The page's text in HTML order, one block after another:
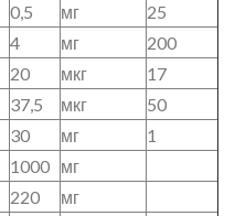
0,5 мг
25
4 мг
200
20 мкг
17
37,5 мкг
50
30 мг
1
1000 мг
220
мг